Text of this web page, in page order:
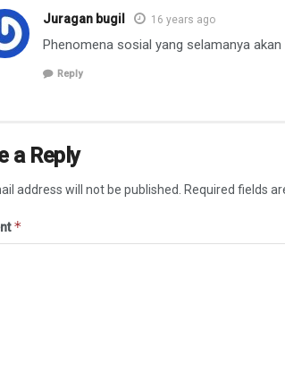
Juragan bugil 16 years ago
Phenomena sosial yang selamanya akan
Reply
a Reply
address will not be published. Required fields
*